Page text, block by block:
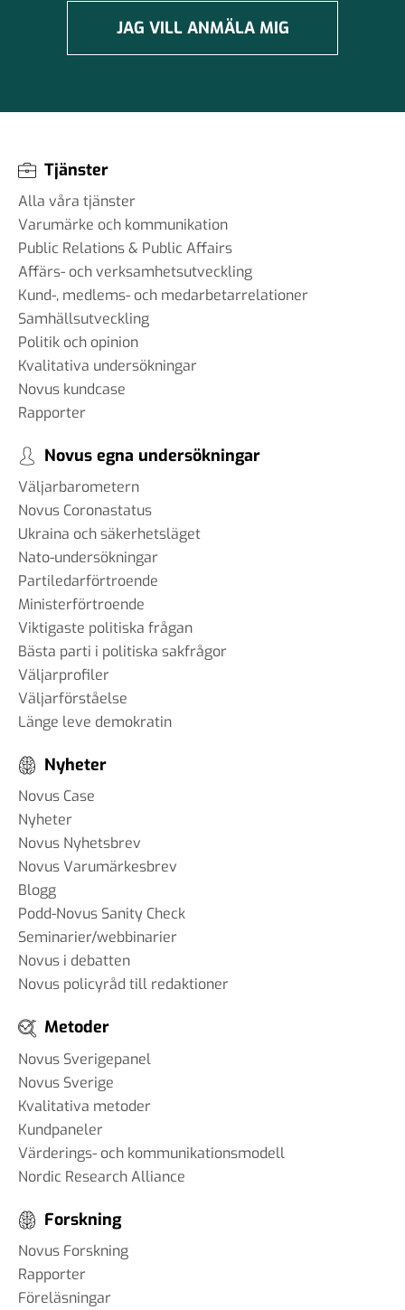
JAG VILL ANMÄLA MIG
Tjänster
Alla våra tjänster
Varumärke och kommunikation
Public Relations & Public Affairs
Affärs- och verksamhetsutveckling
Kund-, medlems- och medarbetarrelationer
Samhällsutveckling
Politik och opinion
Kvalitativa undersökningar
Novus kundcase
Rapporter
Novus egna undersökningar
Väljarbarometern
Novus Coronastatus
Ukraina och säkerhetsläget
Nato-undersökningar
Partiledarförtroende
Ministerförtroende
Viktigaste politiska frågan
Bästa parti i politiska sakfrågor
Väljarprofiler
Väljarförståelse
Länge leve demokratin
Nyheter
Novus Case
Nyheter
Novus Nyhetsbrev
Novus Varumärkesbrev
Blogg
Podd-Novus Sanity Check
Seminarier/webbinarier
Novus i debatten
Novus policyråd till redaktioner
Metoder
Novus Sverigepanel
Novus Sverige
Kvalitativa metoder
Kundpaneler
Värderings- och kommunikationsmodell
Nordic Research Alliance
Forskning
Novus Forskning
Rapporter
Föreläsningar